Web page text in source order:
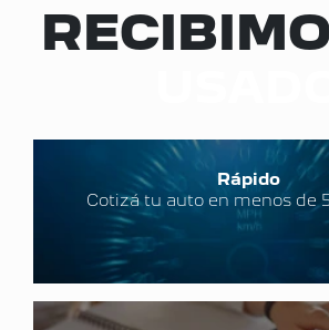
Rápido
Cotizá tu auto en menos de